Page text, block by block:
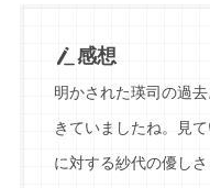
感想
明かされた瑛司の過
きていましたね。見
に対する紗代の優しさ